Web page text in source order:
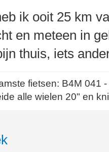
ik ooit 25 km
en meteen in
thuis, iets
fietsen: B4M
alle wielen 20" en